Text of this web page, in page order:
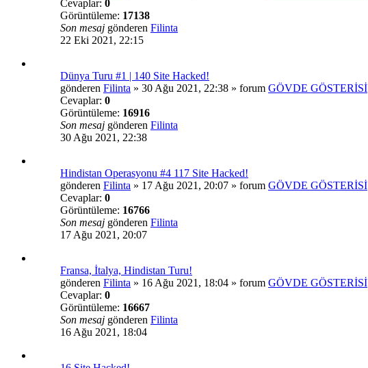
Cevaplar: 0
Görüntüleme: 17138
Son mesaj gönderen Filinta
22 Eki 2021, 22:15
Dünya Turu #1 | 140 Site Hacked!
gönderen Filinta » 30 Ağu 2021, 22:38 » forum GÖVDE GÖSTERİSİ
Cevaplar: 0
Görüntüleme: 16916
Son mesaj gönderen Filinta
30 Ağu 2021, 22:38
Hindistan Operasyonu #4 117 Site Hacked!
gönderen Filinta » 17 Ağu 2021, 20:07 » forum GÖVDE GÖSTERİSİ
Cevaplar: 0
Görüntüleme: 16766
Son mesaj gönderen Filinta
17 Ağu 2021, 20:07
Fransa, İtalya, Hindistan Turu!
gönderen Filinta » 16 Ağu 2021, 18:04 » forum GÖVDE GÖSTERİSİ
Cevaplar: 0
Görüntüleme: 16667
Son mesaj gönderen Filinta
16 Ağu 2021, 18:04